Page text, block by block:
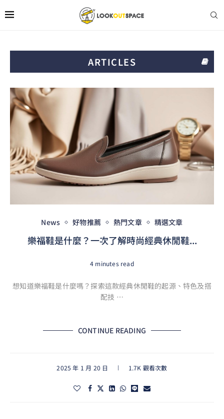
ARTICLES
News 好物推薦 熱門文章 精選文章
樂福鞋是什麼？一次了解時尚經典休閒鞋...
4 minutes read
想知道樂福鞋是什麼嗎？探索這款經典休閒鞋的起源、特色及搭
配技 …
CONTINUE READING
2025 年 1 月 20 日 1.7K 觀看次數